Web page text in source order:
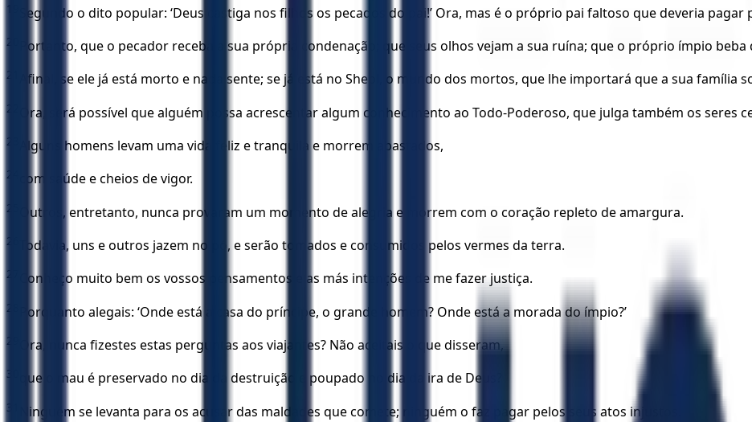
19 Segundo o dito popular: ‘Deus castiga nos filhos os pecados do pai!’ Ora, mas é o próprio pai faltoso que deveria
20 Portanto, que o pecador receba a sua própria condenação; que seus olhos vejam a sua ruína; que o próprio ímpio
21 Afinal, se ele já está morto e nada sente; se já está no Sheol, o mundo dos mortos, que lhe importará que a sua família
22 Ora, será possível que alguém possa acrescentar algum conhecimento ao Todo-Poderoso, que julga também os seres
23 Alguns homens levam uma vida feliz e tranquila e morrem abastados,
24 com saúde e cheios de vigor.
25 Outros, entretanto, nunca provaram um momento de alegria e morrem com o coração repleto de amargura.
26 Todavia, uns e outros jazem no pó, e serão tomados e consumidos pelos vermes da terra.
27 Conheço muito bem os vossos pensamentos e as más intenções de me fazer justiça.
28 Porquanto alegais: ‘Onde está a casa do príncipe, o grande homem? Onde está a morada do ímpio?’
29 Ora, nunca fizestes estas perguntas aos viajantes? Não aceitais o que disseram,
30 que o mau é preservado no dia da destruição e poupado no dia da ira de Deus?
31 Ninguém se levanta para os acusar das maldades que comete; ninguém o faz pagar pelos seus atos injustos.